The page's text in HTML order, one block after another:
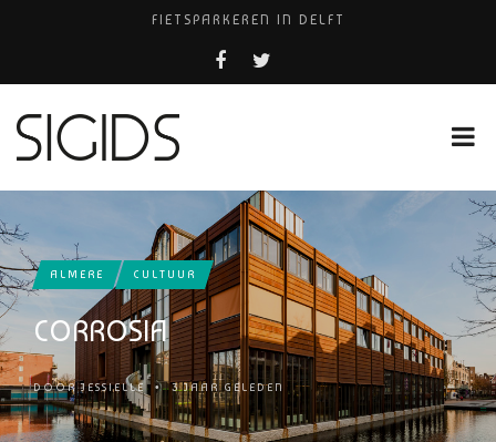
FIETSPARKEREN IN DELFT
PIZZERIA POMPEÏ ￼
COCKTAILS ON THE SPOT!
ALMERE CULTUUR
CORROSIA
DOORJESSIELLE •3 JAAR GELEDEN